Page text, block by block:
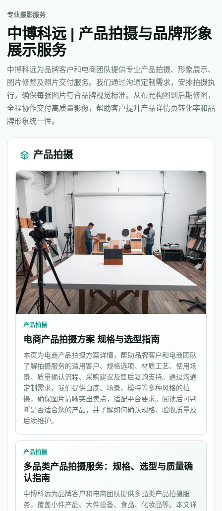
专业摄影服务
中博科远 | 产品拍摄与品牌形象
展示服务
中博科远为品牌客户和电商团队提供专业产品拍摄、形象展示、
图片修整及照片交付服务。我们通过沟通定制需求，安排拍摄执
行，确保每张图片符合品牌视觉标准。从布光构图到后期修图，
全程协作交付高质量影像，帮助客户提升产品详情页转化率和品
牌形象统一性。
产品拍摄
产品拍摄
电商产品拍摄方案 规格与选型指南
本页为电商产品拍摄方案详情，帮助品牌客户和电商团队
了解拍摄服务的适用客户、规格选项、材质工艺、使用场
景、质量确认流程、采购建议及售后复购支持。通过沟通
定制需求，我们提供白底、场景、模特等多种风格的拍
摄，确保图片清晰突出卖点，适配平台要求。阅读后可判
断是否适合您的产品，并了解如何确认规格、验收质量及
后续维护。
产品拍摄
多品类产品拍摄服务：规格、选型与质量确
认指南
中博科远为品牌客户和电商团队提供多品类产品拍摄服
务，覆盖小件产品、大件设备、食品、化妆品等。本文详